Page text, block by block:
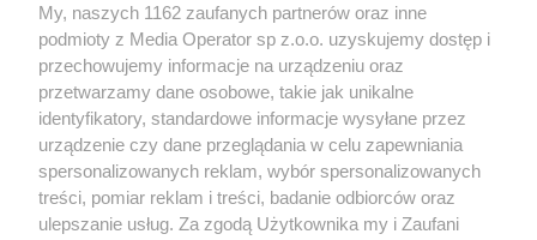
Wydawca mediówlokalnych
Nie zapomnij
zapoznać się z:
polityką prywatności
Twojemiasto Skontaktuj się z nami
My, naszych 1162 zaufanych partnerów oraz inne
podmioty z Media Operator sp z.o.o. uzyskujemy dostęp i
przechowujemy informacje na urządzeniu oraz
przetwarzamy dane osobowe, takie jak unikalne
identyfikatory, standardowe informacje wysyłane przez
urządzenie czy dane przeglądania w celu zapewniania
spersonalizowanych reklam, wybór spersonalizowanych
treści, pomiar reklam i treści, badanie odbiorców oraz
ulepszanie usług. Za zgodą Użytkownika my i Zaufani